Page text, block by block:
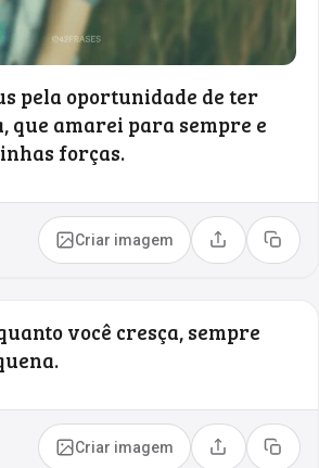
pela oportunidade de ter
que amarei para sempre e
forças.
Criar imagem Compartilhar
Copiar
você cresça, sempre
Criar imagem Compartilhar
Copiar